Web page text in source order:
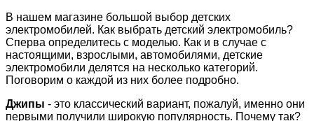
В нашем магазине большой выбор детских
электромобилей. Как выбрать детский электромобиль?
Сперва определитесь с моделью. Как и в случае с
настоящими, взрослыми, автомобилями, детские
электромобили делятся на несколько категорий.
Поговорим о каждой из них более подробно.
Джипы - это классический вариант, пожалуй, именно они
первыми получили широкую популярность. Почему так?